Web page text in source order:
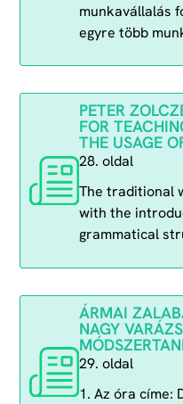
munkavállalás
egyre több
PETER
FOR
THE USAGE
28. oldal
The traditional
with the
grammatical
ÁRMAI
NAGY
29. oldal
1. Az óra címe: